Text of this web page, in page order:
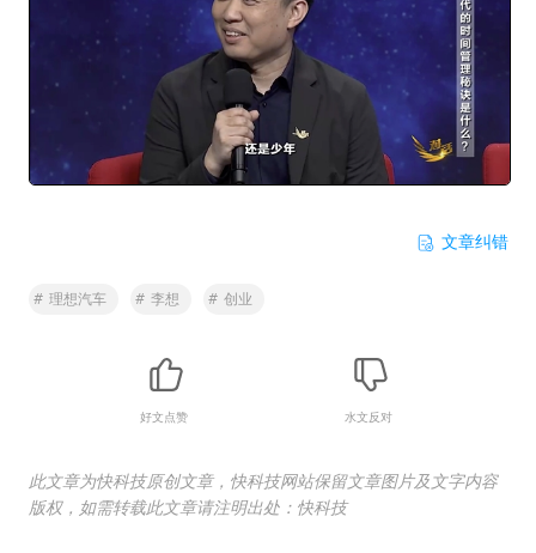
文章纠错
# 理想汽车 # 李想 # 创业
好文点赞 水文反对
此文章为快科技原创文章，快科技网站保留文章图片及文字内容
版权，如需转载此文章请注明出处：快科技